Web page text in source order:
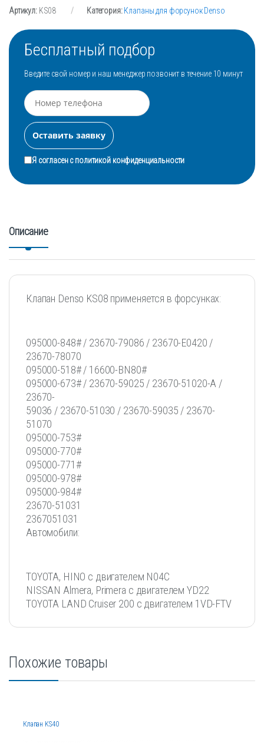
Артикул: KS08 Категория:Клапаны для форсунок Denso
Бесплатный подбор
Введите свой номер и наш менеджер позвонит в течение 10 минут
Я согласен сполитикой конфиденциальности
Описание
Клапан Denso KS08 применяется в форсунках:
095000-848# / 23670-79086 / 23670-E0420 /
23670-78070
095000-518# / 16600-BN80#
095000-673# / 23670-59025 / 23670-51020-A /
23670-
59036 / 23670-51030 / 23670-59035 / 23670-
51070
095000-753#
095000-770#
095000-771#
095000-978#
095000-984#
23670-51031
2367051031
Автомобили:
TOYOTA, HINO с двигателем N04C
NISSAN Almera, Primera с двигателем YD22
TOYOTA LAND Cruiser 200 с двигателем 1VD-FTV
Похожие товары
Клапан KS40